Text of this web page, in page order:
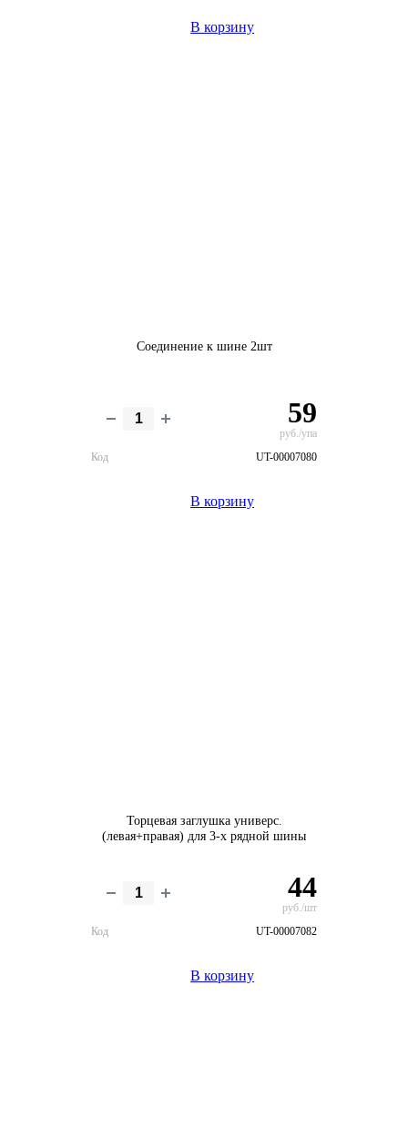
В корзину
Соединение к шине 2шт
59
руб./упа
Код
UT-00007080
В корзину
Торцевая заглушка универс.
(левая+правая) для 3-х рядной шины
44
руб./шт
Код
UT-00007082
В корзину